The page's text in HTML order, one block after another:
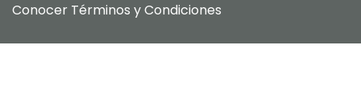
Conocer Términos y Condiciones